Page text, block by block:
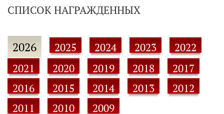
СПИСОК НАГРАЖДЕННЫХ
2026 2025 2024 2023
2022
2021
2020 2019 2018
2017
2016
2015 2014 2013
2012
2011
2010 2009